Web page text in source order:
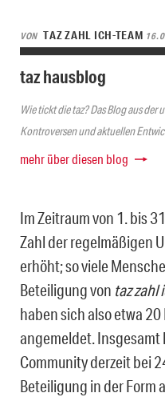
VON TAZ ZAHL ICH-TEAM
taz hausblog
Wie tickt die taz? Das Blog aus
Kontroversen und aktuellen
mehr über diesen blog
Im Zeitraum von 1. bis
Zahl der regelmäßigen
erhöht; so viele
Beteiligung von taz zahl
haben sich also etwa
angemeldet. Insgesamt
Community derzeit bei
Beteiligung in der Form